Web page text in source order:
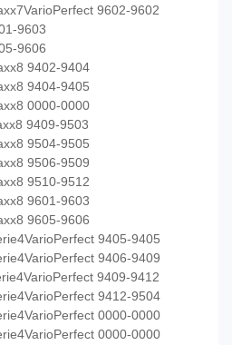
9602-9602
9603
9606
9402-9404
9404-9405
0000-0000
9409-9503
9504-9505
9506-9509
9510-9512
9601-9603
9605-9606
9405-9405
9406-9409
9409-9412
9412-9504
0000-0000
0000-0000